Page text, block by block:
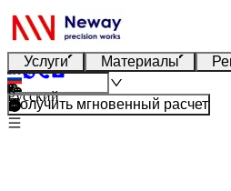
Услуги Материалы
Русский
Получить мгновенный расчет